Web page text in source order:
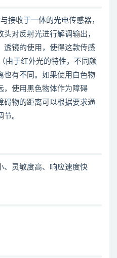
接收于一体的光电传感器，
对反射光进行解调输出，
透镜的使用，使得这款传感
由于红外光的特性，不同颜
也有不同。如果使用白色物
，使用黑色物体作为障碍
碍物的距离可以根据要求通
。
、灵敏度高、响应速度快